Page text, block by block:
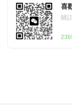
喜
關